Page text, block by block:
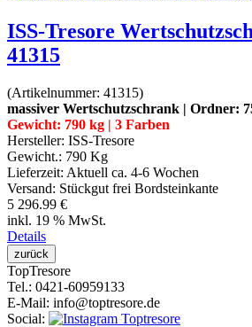
ISS-Tresore
41315
(Artikelnummer: 41315)
massiver Wertschutzschrank | Ordner:
Gewicht: 790 kg | 3 Farben
Hersteller: ISS-Tresore
Gewicht.: 790 Kg
Lieferzeit: Aktuell ca. 4-6 Wochen
Versand: Stückgut frei Bordsteinkante
5 296.99 €
inkl. 19 % MwSt.
Details
TopTresore
Tel.: 0421-60959133
E-Mail: info@toptresore.de
Social: